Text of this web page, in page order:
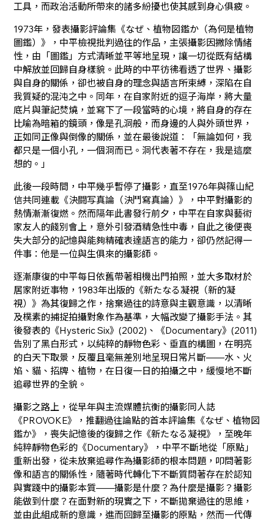
工具，而政治活動所帶來的諸多紛擾也使其感到身心俱疲。
1973年，發表攝影評論集《なぜ、植物図鑑か（為何是植物
圖鑑）》，中平檢視批判過往的作品，主張攝影因撇除情緒
性，由「圖鑑」方式清晰並平等地呈現，讓一切從既有結構
中解放並回歸自身樣貌。此時的中平彷彿看透了世界、攝影
與自身的關係，卻也被自身的理念與語言所束縛，深陷在自
我質疑的混沌之中。同年，在自家附近的逗子海岸，將大量
底片與筆記焚燒，並寫下了一段當時的心境，將自身的存在
比喻為暗箱的鏡頭，像是孔洞般，而身邊的人與外頭世界，
正如同正像與倒像的關係，並在最後說道：「無論如何，我
都只是一個小孔，一個洞而已。洞代表著不存在，我是這麼
想的。」
此後一段時間，中平幾乎暫停了攝影，直至1976年與篠山紀
信共同連載《決闘写真論（決鬥寫真論）》，中平對攝影的
熱情漸漸復燃。然而隔年此書發行前夕，中平在自家與藝術
家友人的餞別會上，意外引發酒精急性中毒，自此之後便喪
失大部分的記憶與能夠精確表達語言的能力，卻仍然記得一
件事：他是一位與生俱來的攝影師。
逐漸康復的中平每日依舊帶著相機出門拍照，並大多取材於
居家附近事物，1983年出版的《新たなる凝視（新的凝
視）》為其復歸之作，捨棄過往的詩意與主觀意識，以清晰
及樸素的捕捉拍攝對象作為基準，大幅改變了攝影手法。其
後發表的《Hysteric Six》(2002)、《Documentary》(2011)
告別了黑白形式，以純粹的靜物色彩、垂直的構圖，在明亮
的白天下取景，反覆且毫無差別地呈現日常片斷——水、火
焰、貓、招牌、植物，在日復一日的拍攝之中，緩慢地不斷
追尋世界的全貌。
攝影之路上，從早年與主流媒體抗衡的攝影同人誌
《PROVOKE》，推翻過往論點的首本評論集《なぜ、植物図
鑑か》，喪失記憶後的復歸之作《新たなる凝視》，至晚年
純粹靜物色彩的《Documentary》，中平不斷地從「原點」
重新出發，從未放棄追尋作為攝影師的根本問題，叩問著影
像和語言的關係性，隨著時代轉化下不斷質問著存在於認知
與實踐中的攝影本質——攝影是什麼？為什麼是攝影？攝影
能做到什麼？在面對新的現實之下，不斷拋棄過往的思維，
並由此組成新的意識，進而回歸至攝影的原點，然而一代傳